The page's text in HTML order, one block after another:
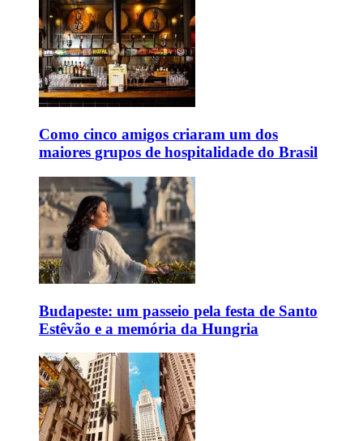
Como cinco amigos criaram um dos
maiores grupos de hospitalidade do Brasil
Budapeste: um passeio pela festa de Santo
Estêvão e a memória da Hungria